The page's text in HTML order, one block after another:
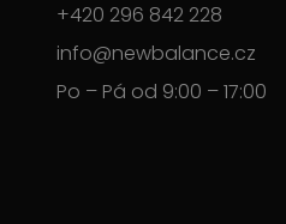
+420 296 842 228
info@newbalance.cz
Po – Pá od 9:00 – 17:00